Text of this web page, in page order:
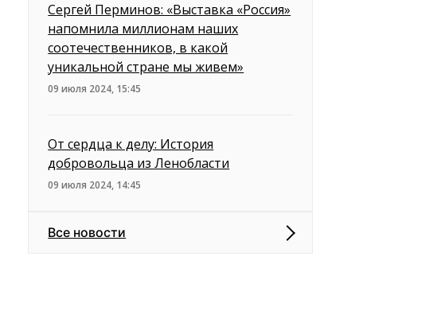
Сергей Перминов: «Выставка «Россия»
напомнила миллионам наших
соотечественников, в какой
уникальной стране мы живем»
09 июля 2024, 15:45
От сердца к делу: История
добровольца из Ленобласти
09 июля 2024, 14:45
Все новости